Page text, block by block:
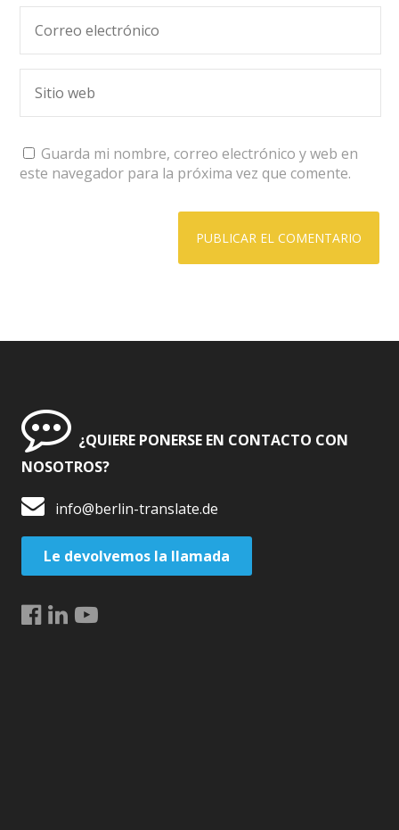
Guarda mi nombre, correo electrónico y web en
este navegador para la próxima vez que comente.
¿QUIERE PONERSE EN CONTACTO CON
NOSOTROS?
info@berlin-translate.de
Le devolvemos la llamada